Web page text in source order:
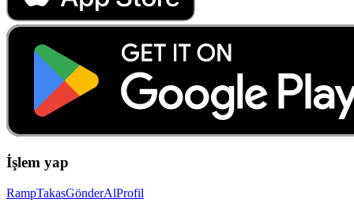
İşlem yap
RampTakasGönderAlProfil